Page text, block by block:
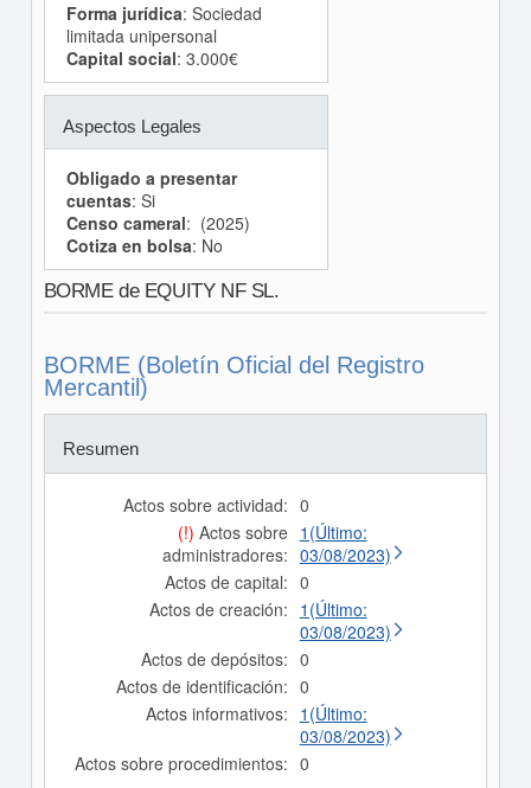
Forma jurídica: Sociedad
limitada unipersonal
Capital social: 3.000€
Aspectos Legales
Obligado a presentar
cuentas: Si
Censo cameral: (2025)
Cotiza en bolsa: No
BORME de EQUITY NF SL.
BORME (Boletín Oficial del Registro
Mercantil)
Resumen
Actos sobre actividad: 0
(!) Actos sobre
administradores:
1(Último:
03/08/2023)
Actos de capital: 0
Actos de creación: 1(Último:
03/08/2023)
Actos de depósitos: 0
Actos de identificación: 0
Actos informativos: 1(Último:
03/08/2023)
Actos sobre procedimientos: 0